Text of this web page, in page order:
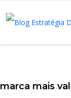
marca mais